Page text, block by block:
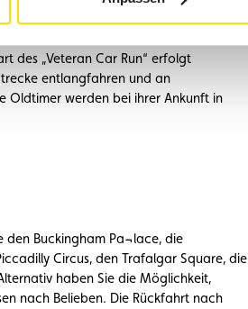
des „Veteran Car Run“ erfolgt
entlangfahren und an
Oldtimer werden bei ihrer Ankunft in
den Buckingham Pa¬lace, die
Circus, den Trafalgar Square, die
haben Sie die Möglichkeit,
nach Belieben. Die Rückfahrt nach